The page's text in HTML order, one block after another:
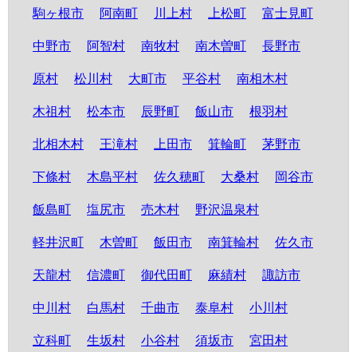
駒ヶ根市 阿南町 川上村 上松町 富士見町
中野市 阿智村 南牧村 南木曽町 長野市
原村 松川村 大町市 平谷村 南相木村
木祖村 松本市 辰野町 飯山市 根羽村
北相木村 王滝村 上田市 箕輪町 茅野市
下條村 木島平村 佐久穂町 大桑村 岡谷市
飯島町 塩尻市 売木村 野沢温泉村
軽井沢町 木曽町 飯田市 南箕輪村 佐久市
天龍村 信濃町 御代田町 麻績村 諏訪市
中川村 白馬村 千曲市 泰阜村 小川村
立科町 生坂村 小谷村 須坂市 宮田村